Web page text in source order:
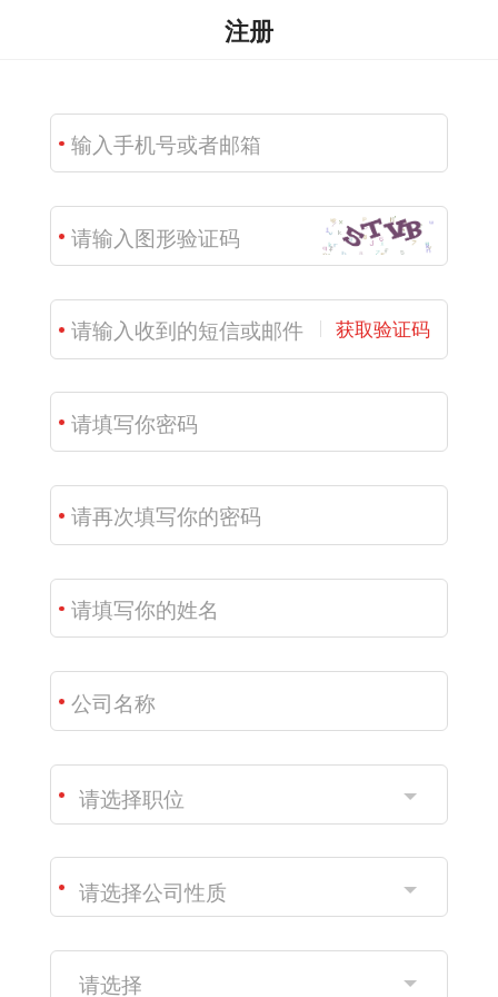
注册
获取验证码